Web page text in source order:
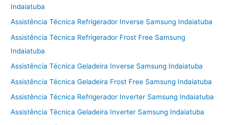
Indaiatuba
Assistência Técnica Refrigerador Inverse Samsung Indaiatuba
Assistência Técnica Refrigerador Frost Free Samsung
Indaiatuba
Assistência Técnica Geladeira Inverse Samsung Indaiatuba
Assistência Técnica Geladeira Frost Free Samsung Indaiatuba
Assistência Técnica Refrigerador Inverter Samsung Indaiatuba
Assistência Técnica Geladeira Inverter Samsung Indaiatuba